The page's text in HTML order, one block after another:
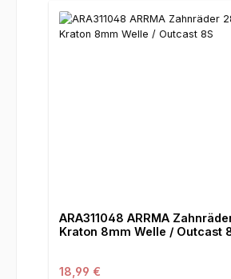
ARA311048 ARRMA Zahnräder 28Z
Kraton 8mm Welle / Outcast
Regulärer Preis:
18,99 €